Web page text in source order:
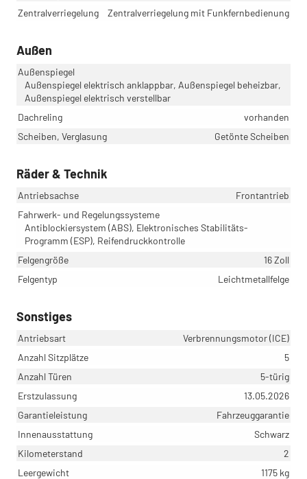
Zentralverriegelung
Zentralverriegelung mit Funkfernbedienung
Außen
Außenspiegel
Außenspiegel elektrisch anklappbar, Außenspiegel beheizbar,
Außenspiegel elektrisch verstellbar
Dachreling
vorhanden
Scheiben, Verglasung
Getönte Scheiben
Räder & Technik
Antriebsachse
Frontantrieb
Fahrwerk- und Regelungssysteme
Antiblockiersystem (ABS), Elektronisches Stabilitäts-
Programm (ESP), Reifendruckkontrolle
Felgengröße
16 Zoll
Felgentyp
Leichtmetallfelge
Sonstiges
Antriebsart
Verbrennungsmotor (ICE)
Anzahl Sitzplätze
5
Anzahl Türen
5-türig
Erstzulassung
13.05.2026
Garantieleistung
Fahrzeuggarantie
Innenausstattung
Schwarz
Kilometerstand
2
Leergewicht
1175 kg